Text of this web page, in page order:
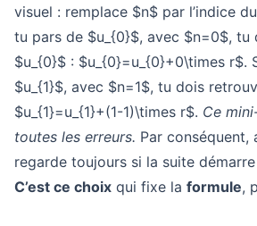
visuel : remplace $n$ par l’indice
tu pars de $u_{0}$, avec $n=0$, tu
$u_{0}$ : $u_{0}=u_{0}+0\times r$.
$u_{1}$, avec $n=1$, tu dois
$u_{1}=u_{1}+(1-1)\times r$. Ce
toutes les erreurs. Par conséquent,
regarde toujours si la suite
C’est ce choix qui fixe la formule,